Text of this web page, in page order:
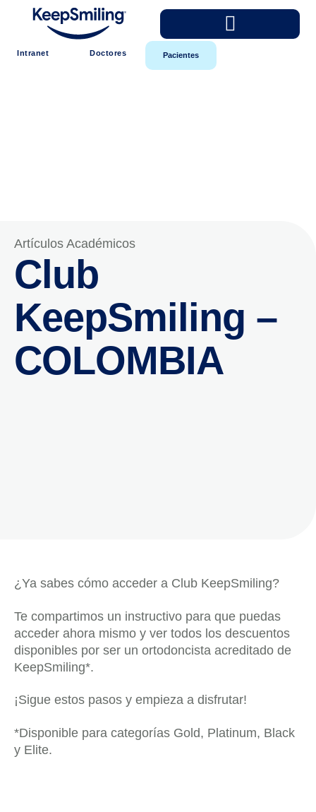
Intranet Doctores Pacientes
Artículos Académicos
Club
KeepSmiling –
COLOMBIA
¿Ya sabes cómo acceder a Club KeepSmiling?
Te compartimos un instructivo para que puedas
acceder ahora mismo y ver todos los descuentos
disponibles por ser un ortodoncista acreditado de
KeepSmiling*.
¡Sigue estos pasos y empieza a disfrutar!
*Disponible para categorías Gold, Platinum, Black
y Elite.